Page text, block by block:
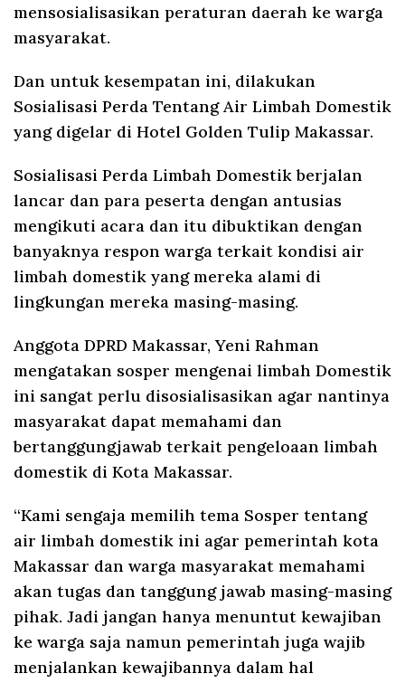
mensosialisasikan peraturan daerah ke warga
masyarakat.
Dan untuk kesempatan ini, dilakukan
Sosialisasi Perda Tentang Air Limbah Domestik
yang digelar di Hotel Golden Tulip Makassar.
Sosialisasi Perda Limbah Domestik berjalan
lancar dan para peserta dengan antusias
mengikuti acara dan itu dibuktikan dengan
banyaknya respon warga terkait kondisi air
limbah domestik yang mereka alami di
lingkungan mereka masing-masing.
Anggota DPRD Makassar, Yeni Rahman
mengatakan sosper mengenai limbah Domestik
ini sangat perlu disosialisasikan agar nantinya
masyarakat dapat memahami dan
bertanggungjawab terkait pengeloaan limbah
domestik di Kota Makassar.
“Kami sengaja memilih tema Sosper tentang
air limbah domestik ini agar pemerintah kota
Makassar dan warga masyarakat memahami
akan tugas dan tanggung jawab masing-masing
pihak. Jadi jangan hanya menuntut kewajiban
ke warga saja namun pemerintah juga wajib
menjalankan kewajibannya dalam hal